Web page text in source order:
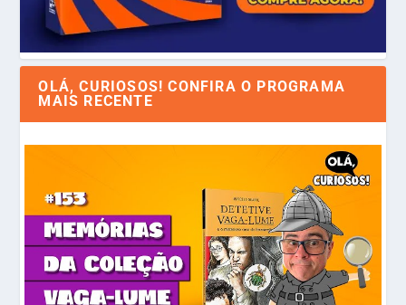
OLÁ, CURIOSOS! CONFIRA O PROGRAMA
MAIS RECENTE